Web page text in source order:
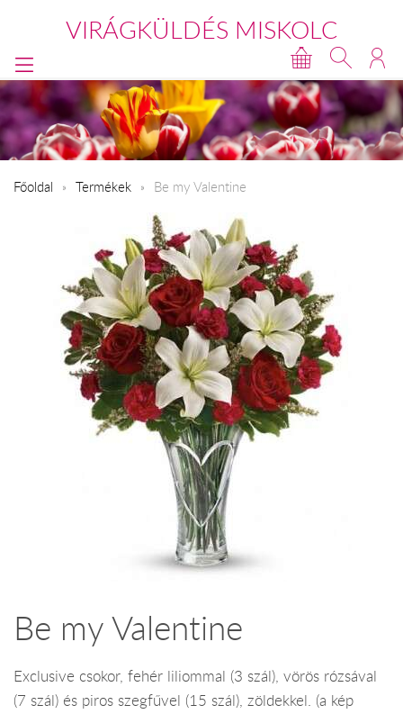
VIRÁGKÜLDÉS MISKOLC
Főoldal Termékek Be my Valentine
Be my Valentine
Exclusive csokor, fehér liliommal (3 szál), vörös rózsával
(7 szál) és piros szegfűvel (15 szál), zöldekkel. (a kép